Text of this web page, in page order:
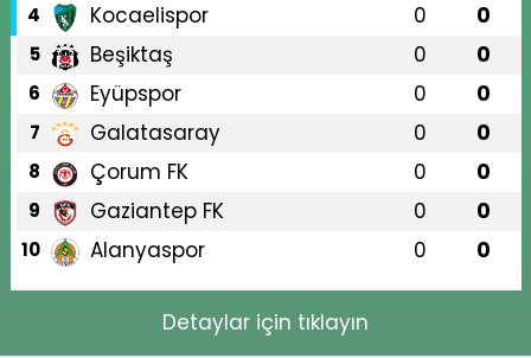
4 Kocaelispor 0 0
5 Beşiktaş 0 0
6 Eyüpspor 0 0
7 Galatasaray 0 0
8 Çorum FK 0 0
9 Gaziantep FK 0 0
10 Alanyaspor 0 0
Detaylar için tıklayın